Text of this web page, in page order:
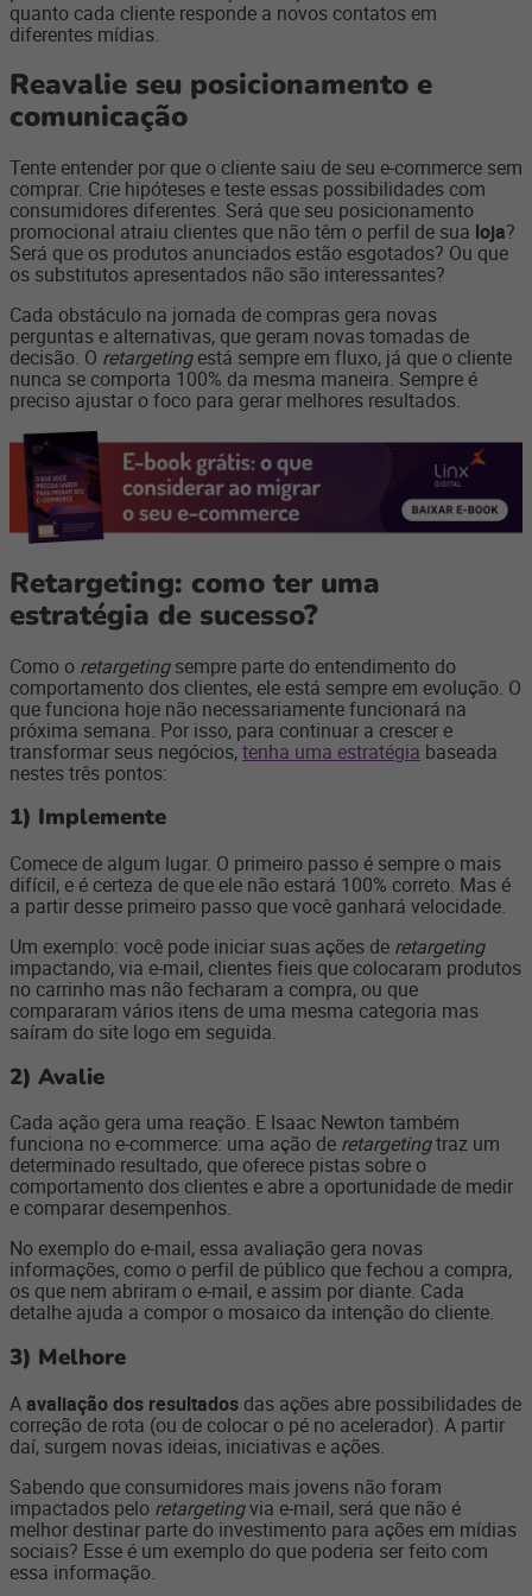
quanto cada cliente responde a novos contatos em
diferentes mídias.
Reavalie seu posicionamento e
comunicação
Tente entender por que o cliente saiu de seu e-commerce sem
comprar. Crie hipóteses e teste essas possibilidades com
consumidores diferentes. Será que seu posicionamento
promocional atraiu clientes que não têm o perfil de sua loja?
Será que os produtos anunciados estão esgotados? Ou que
os substitutos apresentados não são interessantes?
Cada obstáculo na jornada de compras gera novas
perguntas e alternativas, que geram novas tomadas de
decisão. O retargetingestá sempre em fluxo, já que o cliente
nunca se comporta 100% da mesma maneira. Sempre é
preciso ajustar o foco para gerar melhores resultados.
Retargeting: como ter uma
estratégia de sucesso?
Como o retargetingsempre parte do entendimento do
comportamento dos clientes, ele está sempre em evolução. O
que funciona hoje não necessariamente funcionará na
próxima semana. Por isso, para continuar a crescer e
transformar seus negócios,tenha uma estratégia baseada
nestes três pontos:
1) Implemente
Comece de algum lugar. O primeiro passo é sempre o mais
difícil, e é certeza de que ele não estará 100% correto. Mas é
a partir desse primeiro passo que você ganhará velocidade.
Um exemplo: você pode iniciar suas ações de retargeting
impactando, via e-mail, clientes fieis que colocaram produtos
no carrinho mas não fecharam a compra, ou que
compararam vários itens de uma mesma categoria mas
saíram do site logo em seguida.
2) Avalie
Cada ação gera uma reação. E Isaac Newton também
funciona no e-commerce: uma ação de retargetingtraz um
determinado resultado, que oferece pistas sobre o
comportamento dos clientes e abre a oportunidade de medir
e comparar desempenhos.
No exemplo do e-mail, essa avaliação gera novas
informações, como o perfil de público que fechou a compra,
os que nem abriram o e-mail, e assim por diante. Cada
detalhe ajuda a compor o mosaico da intenção do cliente.
3) Melhore
Aavaliação dos resultados das ações abre possibilidades de
correção de rota (ou de colocar o pé no acelerador). A partir
daí, surgem novas ideias, iniciativas e ações.
Sabendo que consumidores mais jovens não foram
impactados pelo retargetingvia e-mail, será que não é
melhor destinar parte do investimento para ações em mídias
sociais? Esse é um exemplo do que poderia ser feito com
essa informação.